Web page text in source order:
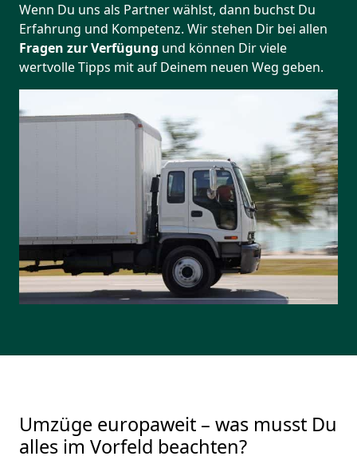
Wenn Du uns als Partner wählst, dann buchst Du
Erfahrung und Kompetenz. Wir stehen Dir bei allen
Fragen zur Verfügung und können Dir viele
wertvolle Tipps mit auf Deinem neuen Weg geben.
Umzüge europaweit – was musst Du
alles im Vorfeld beachten?